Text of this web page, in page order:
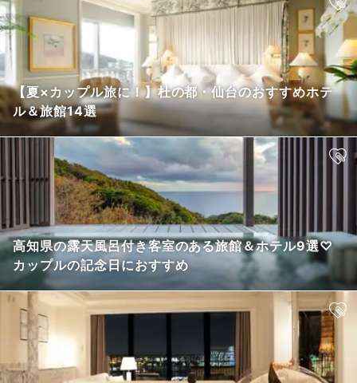
【夏×カップル旅に！】杜の都・仙台のおすすめホテ
ル＆旅館14選
高知県の露天風呂付き客室のある旅館＆ホテル9選♡
カップルの記念日におすすめ